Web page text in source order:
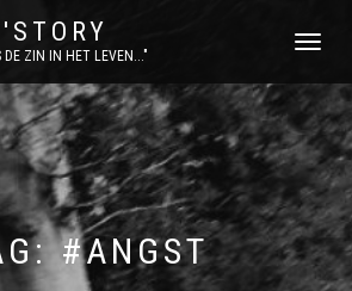
ZIN IN HET LEVEN..."
SCHAKEL
MENU
#ANGST